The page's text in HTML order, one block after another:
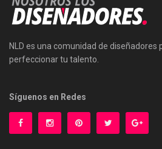
NLD es una comunidad de diseñadores
perfeccionar tu talento.
Síguenos en Redes